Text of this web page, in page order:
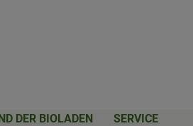
DER BIOLADEN SERVICE